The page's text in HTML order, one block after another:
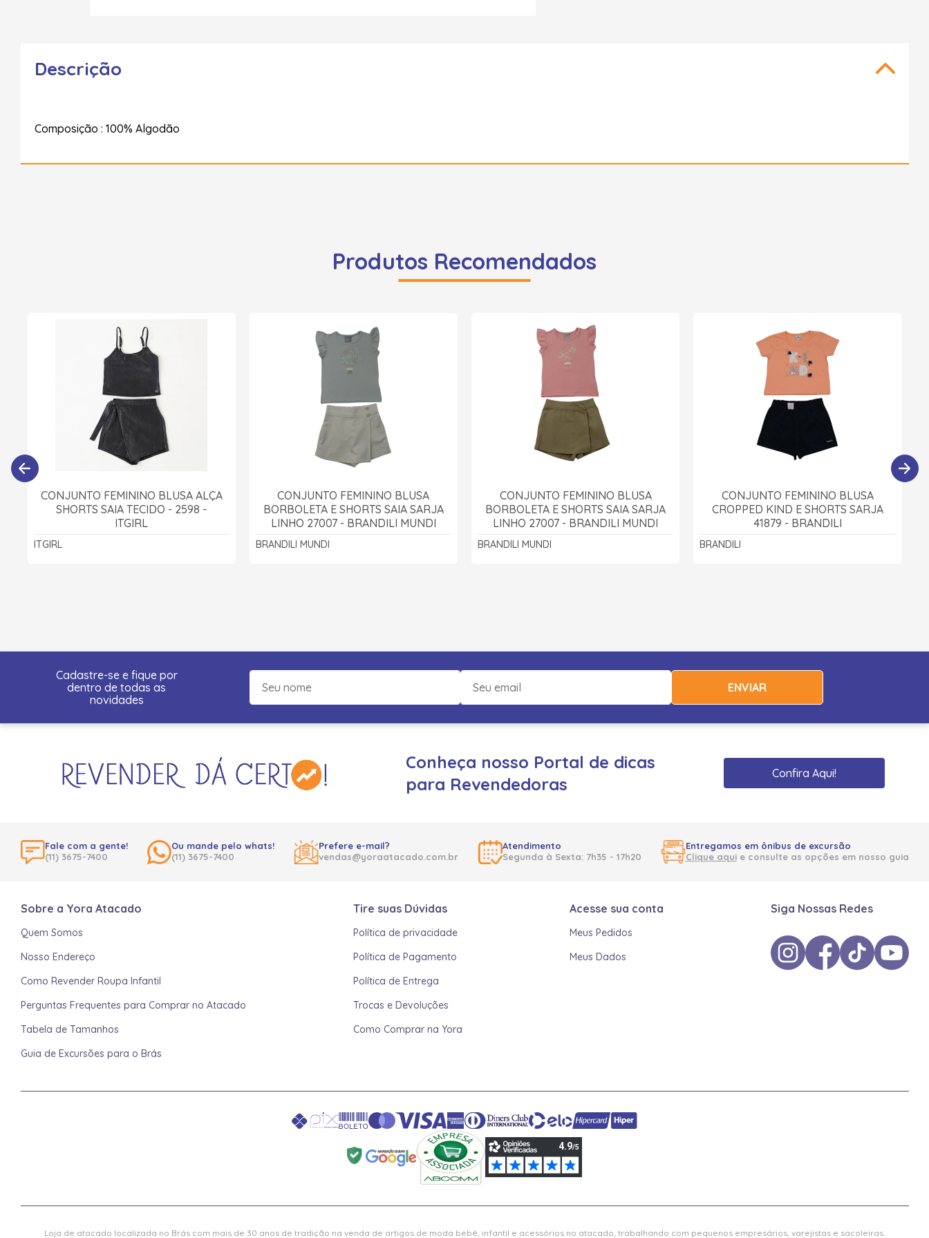
Descrição
Composição : 100% Algodão
Produtos Recomendados
CONJUNTO FEMININO BLUSA ALÇA
SHORTS SAIA TECIDO - 2598 -
ITGIRL
ITGIRL
CONJUNTO FEMININO BLUSA
BORBOLETA E SHORTS SAIA SARJA
LINHO 27007 - BRANDILI MUNDI
BRANDILI MUNDI
CONJUNTO FEMININO BLUSA
BORBOLETA E SHORTS SAIA SARJA
LINHO 27007 - BRANDILI MUNDI
BRANDILI MUNDI
CONJUNTO FEMININO BLUSA
CROPPED KIND E SHORTS SARJA
41879 - BRANDILI
BRANDILI
Cadastre-se e fique por
dentro de todas as
novidades
ENVIAR
Conheça nosso Portal de dicas
para Revendedoras
Confira Aqui!
Fale com a gente!
(11) 3675-7400
Ou mande pelo whats!
(11) 3675-7400
Prefere e-mail?
vendas@yoraatacado.com.br
Atendimento
Segunda à Sexta: 7h35 - 17h20
Entregamos em ônibus de excursão
Clique aquie consulte as opções em nosso guia
Sobre a Yora Atacado
Quem Somos
Nosso Endereço
Como Revender Roupa Infantil
Perguntas Frequentes para Comprar no Atacado
Tabela de Tamanhos
Guia de Excursões para o Brás
Tire suas Dúvidas
Política de privacidade
Política de Pagamento
Política de Entrega
Trocas e Devoluções
Como Comprar na Yora
Acesse sua conta
Meus Pedidos
Meus Dados
Siga Nossas Redes
Loja de atacado localizada no Brás com mais de 30 anos de tradição na venda de artigos de moda bebê, infantil e acessórios no atacado, trabalhando com pequenos empresários, varejistas e sacoleiras.